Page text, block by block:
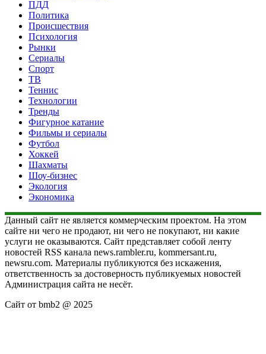
ПДД
Политика
Происшествия
Психология
Рынки
Сериалы
Спорт
ТВ
Теннис
Технологии
Тренды
Фигурное катание
Фильмы и сериалы
Футбол
Хоккей
Шахматы
Шоу-бизнес
Экология
Экономика
Данный сайт не является коммерческим проектом. На этом
сайте ни чего не продают, ни чего не покупают, ни какие
услуги не оказываются. Сайт представляет собой ленту
новостей RSS канала news.rambler.ru, kommersant.ru,
newsru.com. Материалы публикуются без искажения,
ответственность за достоверность публикуемых новостей
Администрация сайта не несёт.
Сайт от bmb2 @ 2025